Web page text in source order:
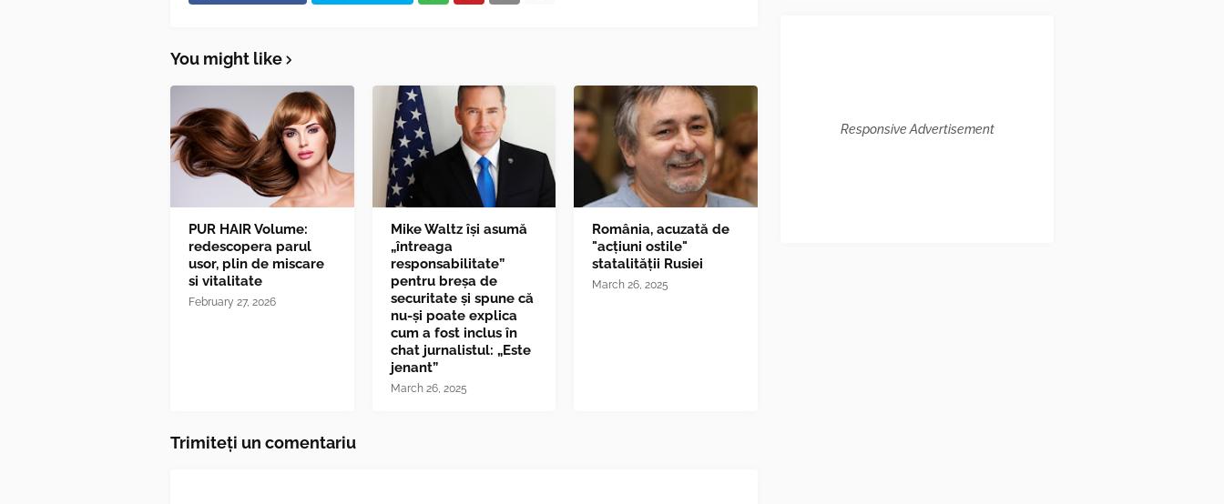
You might like
PUR HAIR Volume:
redescopera parul
usor, plin de miscare
si vitalitate
February 27, 2026
Mike Waltz îşi asumă
„întreaga
responsabilitate”
pentru breşa de
securitate și spune că
nu-și poate explica
cum a fost inclus în
chat jurnalistul: „Este
jenant”
March 26, 2025
România, acuzată de
"acțiuni ostile"
statalității Rusiei
March 26, 2025
Trimiteți un comentariu
Responsive Advertisement